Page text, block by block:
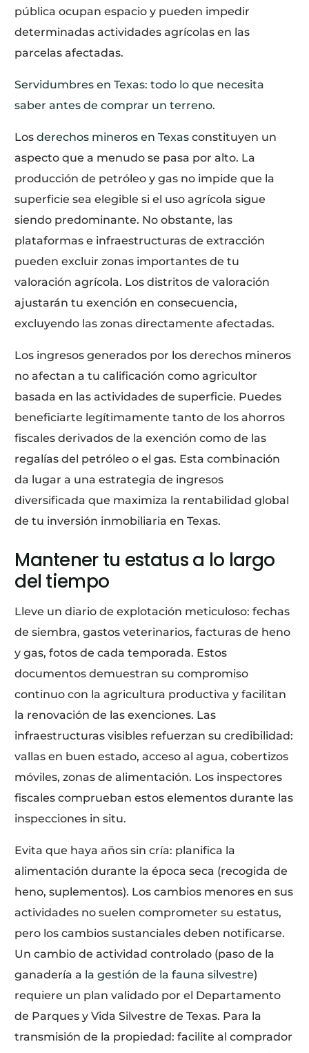
pública ocupan espacio y pueden impedir
determinadas actividades agrícolas en las
parcelas afectadas.
Servidumbres en Texas: todo lo que necesita
saber antes de comprar un terreno.
Losderechos mineros en Texas constituyen un
aspecto que a menudo se pasa por alto. La
producción de petróleo y gas no impide que la
superficie sea elegible si el uso agrícola sigue
siendo predominante. No obstante, las
plataformas e infraestructuras de extracción
pueden excluir zonas importantes de tu
valoración agrícola. Los distritos de valoración
ajustarán tu exención en consecuencia,
excluyendo las zonas directamente afectadas.
Los ingresos generados por los derechos mineros
no afectan a tu calificación como agricultor
basada en las actividades de superficie. Puedes
beneficiarte legítimamente tanto de los ahorros
fiscales derivados de la exención como de las
regalías del petróleo o el gas. Esta combinación
da lugar a una estrategia de ingresos
diversificada que maximiza la rentabilidad global
de tu inversión inmobiliaria en Texas.
Mantener tu estatus a lo largo
del tiempo
Lleve un diario de explotación meticuloso: fechas
de siembra, gastos veterinarios, facturas de heno
y gas, fotos de cada temporada. Estos
documentos demuestran su compromiso
continuo con la agricultura productiva y facilitan
la renovación de las exenciones. Las
infraestructuras visibles refuerzan su credibilidad:
vallas en buen estado, acceso al agua, cobertizos
móviles, zonas de alimentación. Los inspectores
fiscales comprueban estos elementos durante las
inspecciones in situ.
Evita que haya años sin cría: planifica la
alimentación durante la época seca (recogida de
heno, suplementos). Los cambios menores en sus
actividades no suelen comprometer su estatus,
pero los cambios sustanciales deben notificarse.
Un cambio de actividad controlado (paso de la
ganadería a la gestión de la fauna silvestre)
requiere un plan validado por el Departamento
de Parques y Vida Silvestre de Texas. Para la
transmisión de la propiedad: facilite al comprador